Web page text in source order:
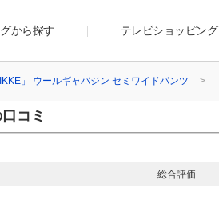
から探す テレビショッピング
」 ウールギャバジン セミワイドパンツ
コミ
総合評価